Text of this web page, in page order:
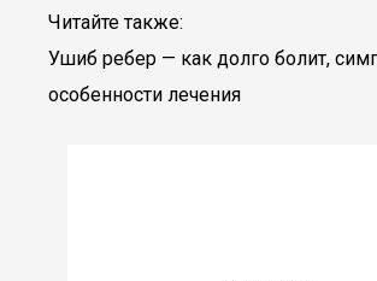
Читайте также:
Ушиб ребер — как долго болит,
особенности лечения